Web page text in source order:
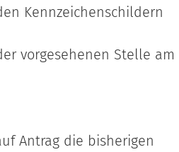
Kennzeichenschildern
vorgesehenen Stelle am
Antrag die bisherigen